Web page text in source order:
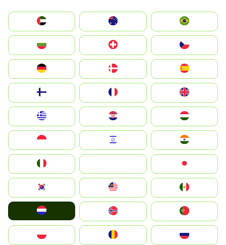
الإمارات العربية المتحدة
Switzerland
Deutschland
United Kingdom
Magyarország
South Korea